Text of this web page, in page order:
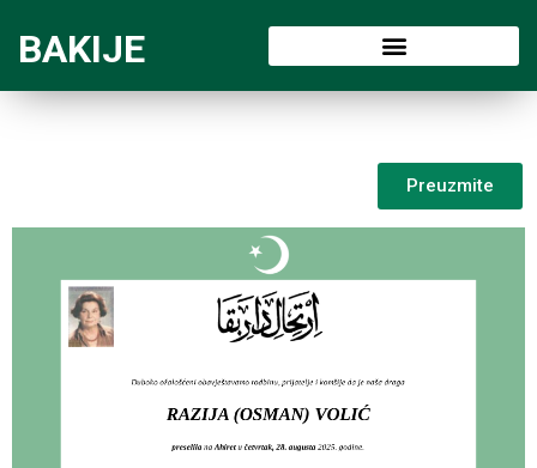
BAKIJE
Preuzmite